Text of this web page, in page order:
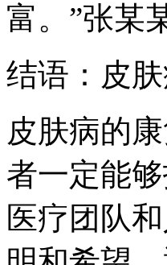
富。”张某
结语：皮
皮肤病的
者一定能
医疗团队